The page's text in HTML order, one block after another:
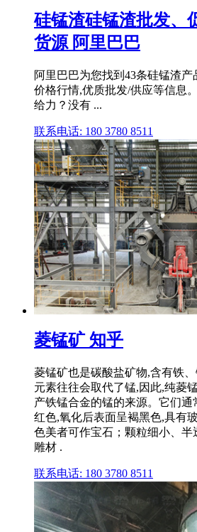
硅锰渣硅锰渣批发、
货源 阿里巴巴
阿里巴巴为您找到43条硅锰渣
价格行情,优质批发/供应等信息
给力？没有 ...
联系电话: 180 3780 8511
菱锰矿 知乎
菱锰矿也是碳酸盐矿物,含有铁
元素往往会取代了锰,因此,纯菱
产铁锰合金的锰的来源。它们
红色,氧化后表面呈褐黑色,具有
色美者可作宝石；颗粒细小、半
雕材 .
联系电话: 180 3780 8511